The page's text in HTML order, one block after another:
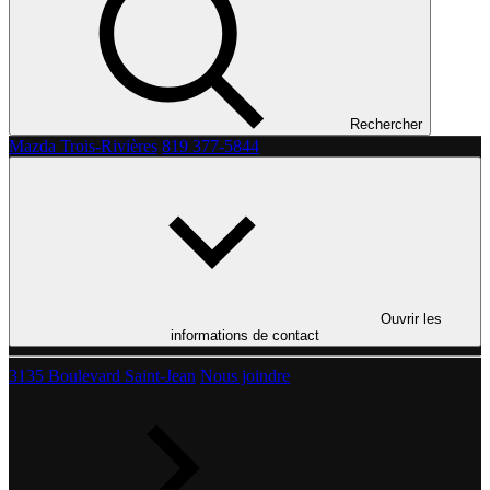
Rechercher
Mazda Trois-Rivières 819 377-5844
Ouvrir les
informations de contact
3135 Boulevard Saint-Jean Nous joindre